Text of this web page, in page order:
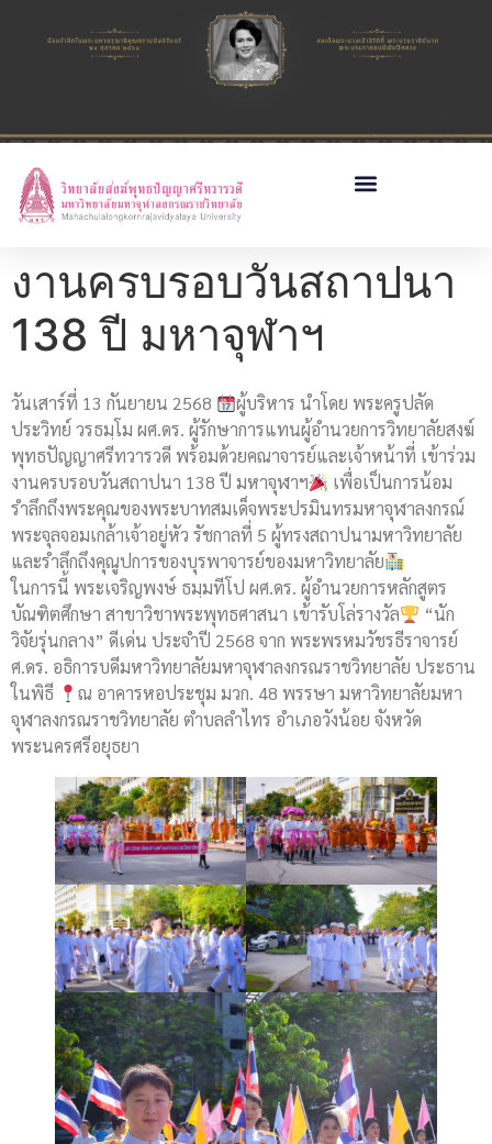
งานครบรอบวันสถาปนา
138 ปี มหาจุฬาฯ
วันเสาร์ที่ 13 กันยายน 2568
ผู้บริหาร นำโดย พระครูปลัด
ประวิทย์ วรธมฺโม ผศ.ดร. ผู้รักษาการแทนผู้อำนวยการวิทยาลัยสงฆ์
พุทธปัญญาศรีทวารวดี พร้อมด้วยคณาจารย์และเจ้าหน้าที่ เข้าร่วม
งานครบรอบวันสถาปนา 138 ปี มหาจุฬาฯ
เพื่อเป็นการน้อม
รำลึกถึงพระคุณของพระบาทสมเด็จพระปรมินทรมหาจุฬาลงกรณ์
พระจุลจอมเกล้าเจ้าอยู่หัว รัชกาลที่ 5 ผู้ทรงสถาปนามหาวิทยาลัย
และรำลึกถึงคุณูปการของบุรพาจารย์ของมหาวิทยาลัย
ในการนี้ พระเจริญพงษ์ ธมฺมทีโป ผศ.ดร. ผู้อำนวยการหลักสูตร
บัณฑิตศึกษา สาขาวิชาพระพุทธศาสนา เข้ารับโล่รางวัล
“นัก
วิจัยรุ่นกลาง” ดีเด่น ประจำปี 2568 จาก พระพรหมวัชรธีราจารย์
ศ.ดร. อธิการบดีมหาวิทยาลัยมหาจุฬาลงกรณราชวิทยาลัย ประธาน
ในพิธี
ณ อาคารหอประชุม มวก. 48 พรรษา มหาวิทยาลัยมหา
จุฬาลงกรณราชวิทยาลัย ตำบลลำไทร อำเภอวังน้อย จังหวัด
พระนครศรีอยุธยา